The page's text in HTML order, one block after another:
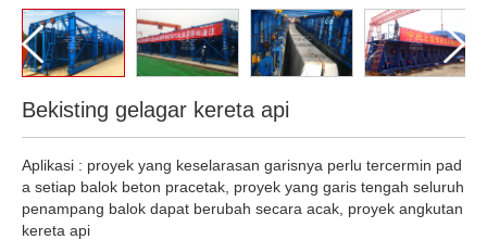
Bekisting gelagar kereta api
Aplikasi : proyek yang keselarasan garisnya perlu tercermin pad
a setiap balok beton pracetak, proyek yang garis tengah seluruh
penampang balok dapat berubah secara acak, proyek angkutan
kereta api